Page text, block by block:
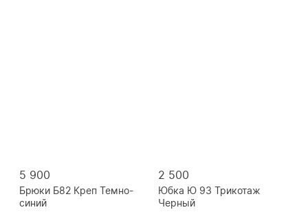
5 900
Брюки Б82 Креп Темно-
синий
2 500
Юбка Ю 93 Трикотаж
Черный